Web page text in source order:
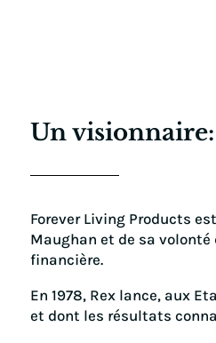
Un
Forever Living Products
Maughan et de sa
financière.
En 1978, Rex lance, aux
et dont les résultats